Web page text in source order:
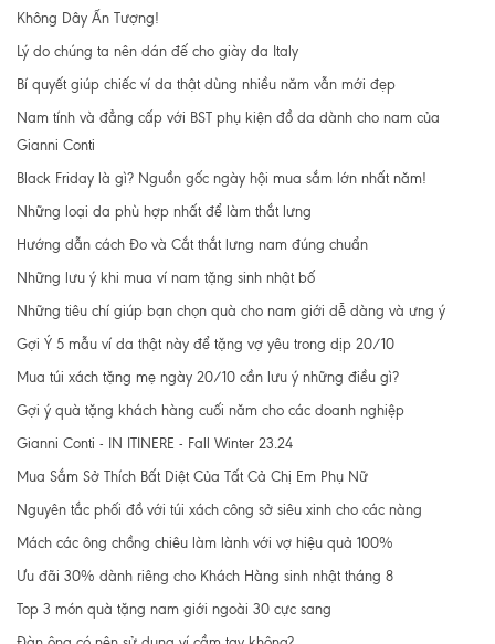
Không Dây Ấn Tượng!
Lý do chúng ta nên dán đế cho giày da Italy
Bí quyết giúp chiếc ví da thật dùng nhiều năm vẫn mới đẹp
Nam tính và đẳng cấp với BST phụ kiện đồ da dành cho nam của
Gianni Conti
Black Friday là gì? Nguồn gốc ngày hội mua sắm lớn nhất năm!
Những loại da phù hợp nhất để làm thắt lưng
Hướng dẫn cách Đo và Cắt thắt lưng nam đúng chuẩn
Những lưu ý khi mua ví nam tặng sinh nhật bố
Những tiêu chí giúp bạn chọn quà cho nam giới dễ dàng và ưng ý
Gợi Ý 5 mẫu ví da thật này để tặng vợ yêu trong dịp 20/10
Mua túi xách tặng mẹ ngày 20/10 cần lưu ý những điều gì?
Gợi ý quà tặng khách hàng cuối năm cho các doanh nghiệp
Gianni Conti - IN ITINERE - Fall Winter 23.24
Mua Sắm Sở Thích Bất Diệt Của Tất Cả Chị Em Phụ Nữ
Nguyên tắc phối đồ với túi xách công sở siêu xinh cho các nàng
Mách các ông chồng chiêu làm lành với vợ hiệu quả 100%
Ưu đãi 30% dành riêng cho Khách Hàng sinh nhật tháng 8
Top 3 món quà tặng nam giới ngoài 30 cực sang